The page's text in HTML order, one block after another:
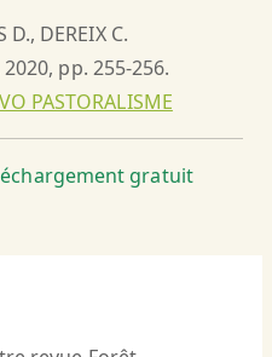
DEREIX C.
pp. 255-256.
PASTORALISME
gratuit